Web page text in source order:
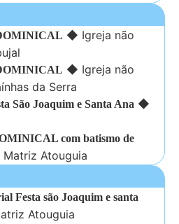
◆ Igreja não
◆ Igreja não
da Serra
São Joaquim e Santa Ana ◆
com batismo de
Matriz Atouguia
Festa são Joaquim e santa
Atouguia